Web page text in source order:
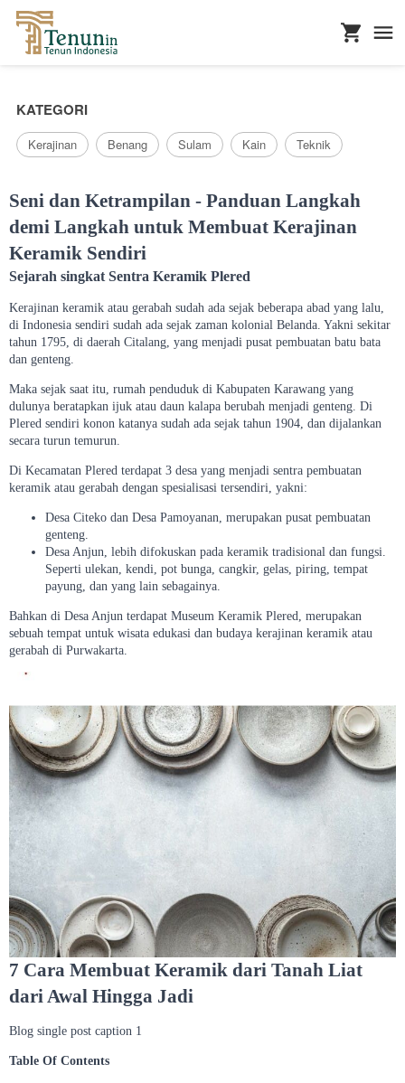
KATEGORI
Kerajinan Benang Sulam Kain Teknik
Seni dan Ketrampilan - Panduan Langkah
demi Langkah untuk Membuat Kerajinan
Keramik Sendiri
Sejarah singkat Sentra Keramik Plered
Kerajinan keramik atau gerabah sudah ada sejak beberapa abad yang lalu,
di Indonesia sendiri sudah ada sejak zaman kolonial Belanda. Yakni sekitar
tahun 1795, di daerah Citalang, yang menjadi pusat pembuatan batu bata
dan genteng.
Maka sejak saat itu, rumah penduduk di Kabupaten Karawang yang
dulunya beratapkan ijuk atau daun kalapa berubah menjadi genteng. Di
Plered sendiri konon katanya sudah ada sejak tahun 1904, dan dijalankan
secara turun temurun.
Di Kecamatan Plered terdapat 3 desa yang menjadi sentra pembuatan
keramik atau gerabah dengan spesialisasi tersendiri, yakni:
Desa Citeko dan Desa Pamoyanan, merupakan pusat pembuatan
genteng.
Desa Anjun, lebih difokuskan pada keramik tradisional dan fungsi.
Seperti ulekan, kendi, pot bunga, cangkir, gelas, piring, tempat
payung, dan yang lain sebagainya.
Bahkan di Desa Anjun terdapat Museum Keramik Plered, merupakan
sebuah tempat untuk wisata edukasi dan budaya kerajinan keramik atau
gerabah di Purwakarta.
7 Cara Membuat Keramik dari Tanah Liat
dari Awal Hingga Jadi
Blog single post caption 1
Table Of Contents